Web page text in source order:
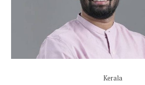
Kerala